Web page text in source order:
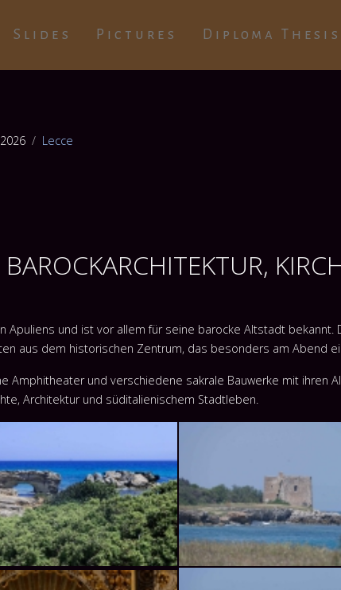
Slides Pictures Diploma Thesis
Lecce
und ist vor allem für seine barocke Altstadt bekannt.
aus dem historischen Zentrum, das besonders am Abend
Amphitheater und verschiedene sakrale Bauwerke mit ihren
Architektur und süditalienischem Stadtleben.